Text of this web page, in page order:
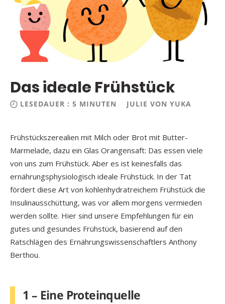
Das ideale Frühstück
LESEDAUER : 5 MINUTEN JULIE VON YUKA
Frühstückszerealien mit Milch oder Brot mit Butter-
Marmelade, dazu ein Glas Orangensaft: Das essen viele
von uns zum Frühstück. Aber es ist keinesfalls das
ernährungsphysiologisch ideale Frühstück. In der Tat
fördert diese Art von kohlenhydratreichem Frühstück die
Insulinausschüttung, was vor allem morgens vermieden
werden sollte. Hier sind unsere Empfehlungen für ein
gutes und gesundes Frühstück, basierend auf den
Ratschlägen des Ernährungswissenschaftlers Anthony
Berthou.
1 – Eine Proteinquelle